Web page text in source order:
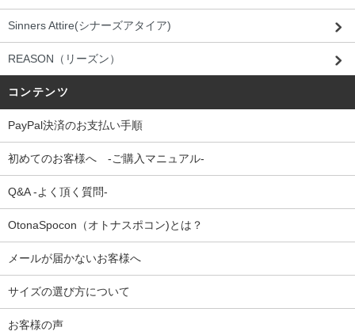
Sinners Attire(シナーズアタイア)
REASON（リーズン）
コンテンツ
PayPal決済のお支払い手順
初めてのお客様へ -ご購入マニュアル-
Q&A -よく頂く質問-
OtonaSpocon（オトナスポコン)とは？
メールが届かないお客様へ
サイズの選び方について
お客様の声